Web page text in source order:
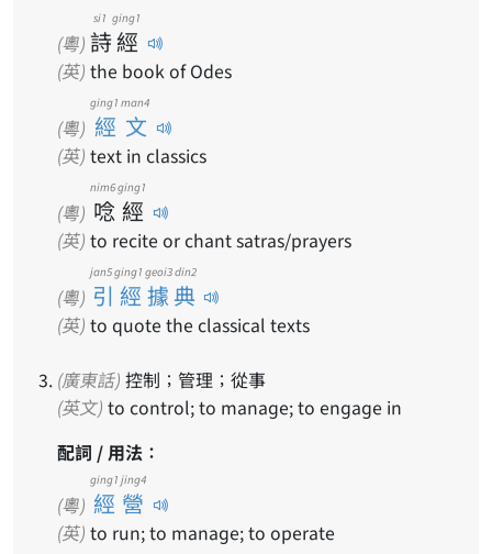
(粵) 詩
si1
經
ging1
(英) the book of Odes
(粵) 經文
ging1 man4
(英) text in classics
(粵) 唸
nim6
經
ging1
(英) to recite or chant satras/prayers
(粵) 引經據典
jan5 ging1 geoi3 din2
(英) to quote the classical texts
(廣東話) 控制；管理；從事
(英文) to control; to manage; to engage in
配詞 / 用法：
(粵) 經營
ging1 jing4
(英) to run; to manage; to operate